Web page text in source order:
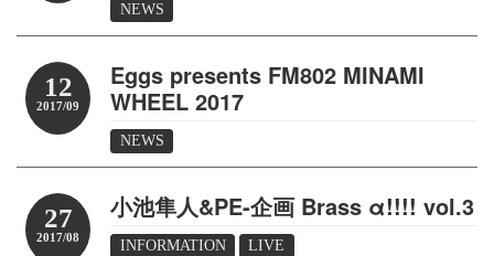
NEWS
12
2017/09
Eggs presents FM802 MINAMI
WHEEL 2017
NEWS
27
2017/08
小池隼人&PE-企画 Brass α!!!! vol.3
INFORMATION LIVE